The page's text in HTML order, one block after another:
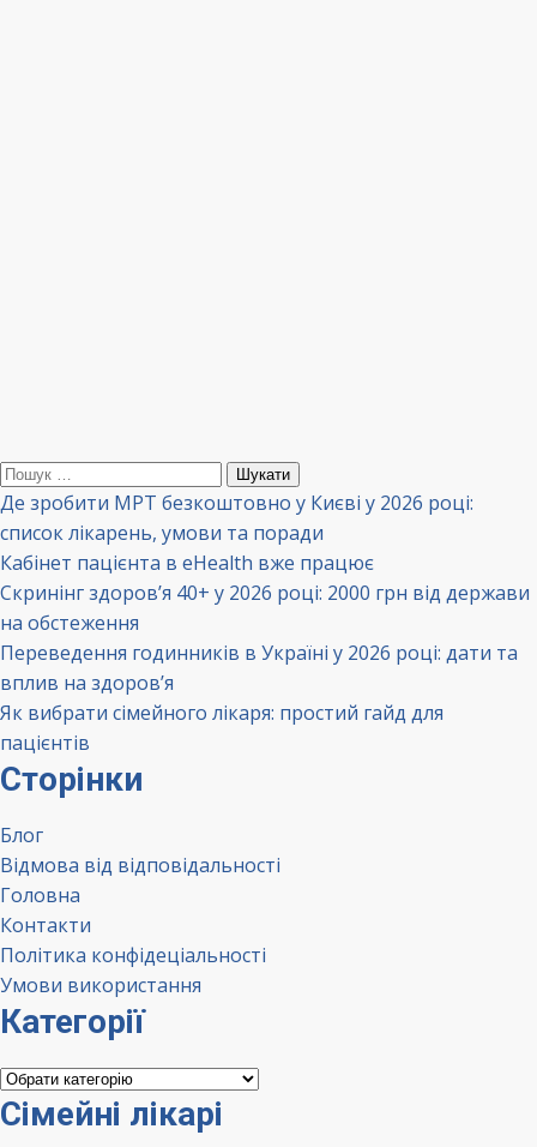
Пошук:
Де зробити МРТ безкоштовно у Києві у 2026 році:
список лікарень, умови та поради
Кабінет пацієнта в eHealth вже працює
Скринінг здоров’я 40+ у 2026 році: 2000 грн від держави
на обстеження
Переведення годинників в Україні у 2026 році: дати та
вплив на здоров’я
Як вибрати сімейного лікаря: простий гайд для
пацієнтів
Сторінки
Блог
Відмова від відповідальності
Головна
Контакти
Політика конфідеціальності
Умови використання
Категорії
Категорії
Сімейні лікарі